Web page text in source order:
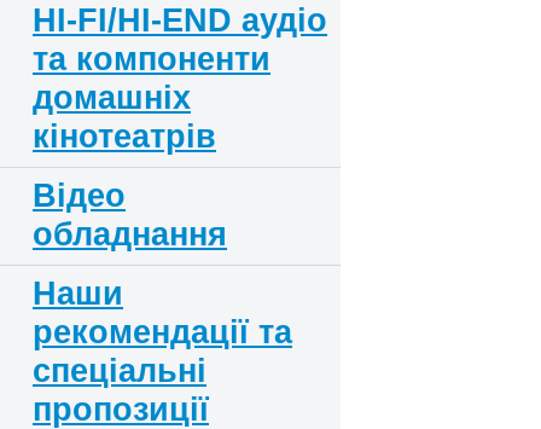
HI-FI/HI-END аудіо
та компоненти
домашніх
кінотеатрів
Відео
обладнання
Наши
рекомендації та
спеціальні
пропозиції